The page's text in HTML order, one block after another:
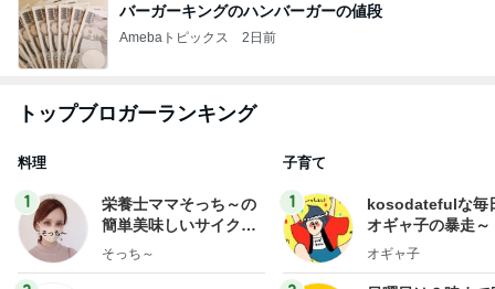
バーガーキングのハンバーガーの値段
Amebaトピックス 2日前
トップブロガーランキング
料理
1
栄養士ママそっち～の
簡単美味しいサイクル
献立
そっち～
子育て
1
kosodatefulな毎
オギャ子の暴走～
オギャ子